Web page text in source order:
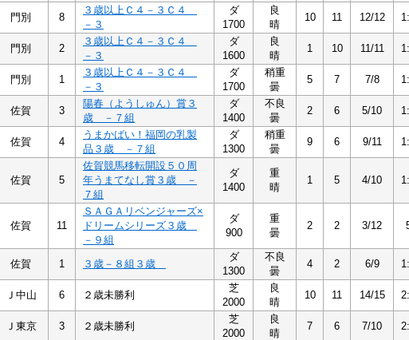
門別 8
３歳以上Ｃ４－３Ｃ４
－３
ダ
1700
良
晴
10 11 12/12
門別 2
３歳以上Ｃ４－３Ｃ４
－３
ダ
1600
良
晴
1 10 11/11
門別 1
３歳以上Ｃ４－３Ｃ４
－３
ダ
1700
稍重
曇
5 7 7/8
佐賀 3
陽春（ようしゅん）賞３
歳 －７組
ダ
1400
不良
曇
2 6 5/10
佐賀 4
うまかばい！福岡の乳製
品３歳 －７組
ダ
1300
稍重
曇
9 6 9/11
佐賀 5
佐賀競馬移転開設５０周
年うまてなし賞３歳 －
７組
ダ
1400
重
晴
1 5 4/10
佐賀 11
ＳＡＧＡリベンジャーズ×
ドリームシリーズ３歳
－９組
ダ
900
重
曇
2 2 3/12
佐賀 1 ３歳－８組３歳
ダ
1300
不良
曇
4 2 6/9
Ｊ中山 6 ２歳未勝利
芝
2000
良
晴
10 11 14/15
Ｊ東京 3 ２歳未勝利
芝
2000
良
晴
7 6 7/10